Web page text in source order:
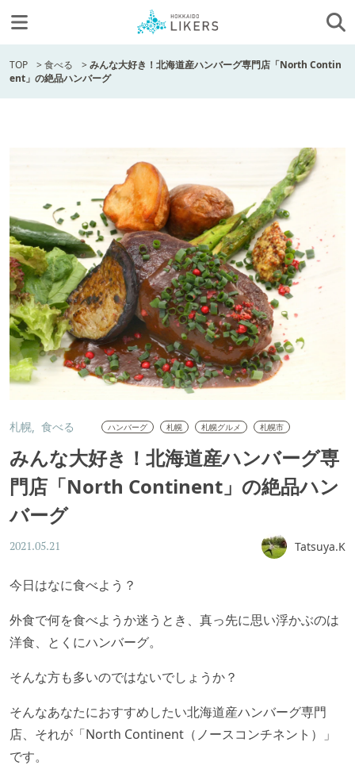
TOP >食べる >みんな大好き！北海道産ハンバーグ専門店「North Contin
ent」の絶品ハンバーグ
札幌 食べる ハンバーグ 札幌 札幌グルメ 札幌市
みんな大好き！北海道産ハンバーグ専
門店「North Continent」の絶品ハン
バーグ
2021.05.21 Tatsuya.K
今日はなに食べよう？
外食で何を食べようか迷うとき、真っ先に思い浮かぶのは
洋食、とくにハンバーグ。
そんな方も多いのではないでしょうか？
そんなあなたにおすすめしたい北海道産ハンバーグ専門
店、それが「North Continent（ノースコンチネント）」
です。